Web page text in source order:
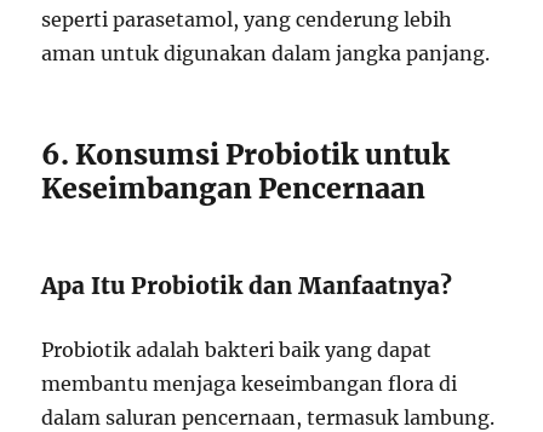
seperti parasetamol, yang cenderung lebih
aman untuk digunakan dalam jangka panjang.
6. Konsumsi Probiotik untuk
Keseimbangan Pencernaan
Apa Itu Probiotik dan Manfaatnya?
Probiotik adalah bakteri baik yang dapat
membantu menjaga keseimbangan flora di
dalam saluran pencernaan, termasuk lambung.